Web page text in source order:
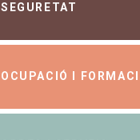
SEGURETAT
OCUPACIÓ I